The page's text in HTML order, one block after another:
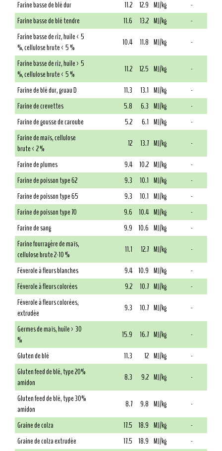
Farine basse de blé dur 11.2 12.9 MJ/kg
-
Farine basse de blé tendre
11.6 13.2 MJ/kg
-
Farine basse de riz, huile < 5
%, cellulose brute < 5 %
10.4 11.8 MJ/kg
-
Farine basse de riz, huile > 5
%, cellulose brute < 5 %
11.2 12.5 MJ/kg
-
Farine de blé dur, gruau D
11.3 13.1 MJ/kg
-
Farine de crevettes
5.8 6.3 MJ/kg
-
Farine de gousse de caroube
5.2 6.1 MJ/kg
-
Farine de maïs, cellulose
brute < 2 %
12 13.7 MJ/kg
-
Farine de plumes
9.4 10.2 MJ/kg
-
Farine de poisson type 62
9.3 10.1 MJ/kg
-
Farine de poisson type 65
9.3 10.1 MJ/kg
-
Farine de poisson type 70
9.6 10.4 MJ/kg
-
Farine de sang
9.9 10.6 MJ/kg
-
Farine fourragère de maïs,
cellulose brute 2-10 %
11.1 12.7 MJ/kg
-
Féverole à fleurs blanches
9.4 10.9 MJ/kg
-
Féverole à fleurs colorées
9.2 10.7 MJ/kg
-
Féverole à fleurs colorées,
extrudée
9.3 10.7 MJ/kg
-
Germes de maïs, huile > 30
%
15.9 16.7 MJ/kg
-
Gluten de blé
11.3 12 MJ/kg
-
Gluten feed de blé, type 20%
amidon
8.3 9.2 MJ/kg
-
Gluten feed de blé, type 30%
amidon
8.7 9.8 MJ/kg
-
Graine de colza
17.5 18.9 MJ/kg
-
Graine de colza extrudée
17.5 18.9 MJ/kg
-